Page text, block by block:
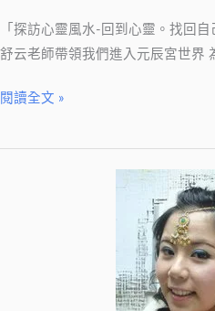
「探訪心靈風水-回到心靈。找回
舒云老師帶領我們進入元辰宮世界
(已
閱讀全文 »